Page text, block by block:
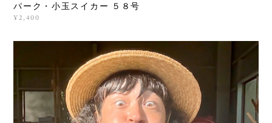
パーク・小玉スイカー ５８号
¥2,400